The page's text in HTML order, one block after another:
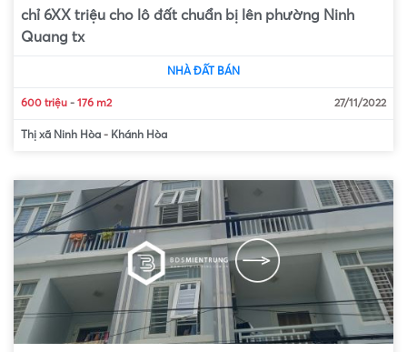
chỉ 6XX triệu cho lô đất chuẩn bị lên phường Ninh
Quang tx
NHÀ ĐẤT BÁN
600 triệu - 176 m2 27/11/2022
Thị xã Ninh Hòa - Khánh Hòa